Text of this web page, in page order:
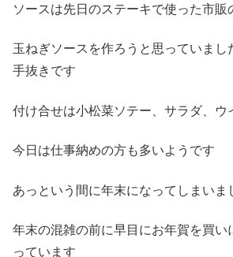
ソースは先日のステーキで使った市販
玉ねぎソースを作ろうと思っていまし
手抜きです
付け合せは小松菜ソテー、サラダ、ウ
今日は仕事納めの方も多いようです
あっという間に年末になってしまいま
年末の混雑の前に早目にお年賀を買い
っています